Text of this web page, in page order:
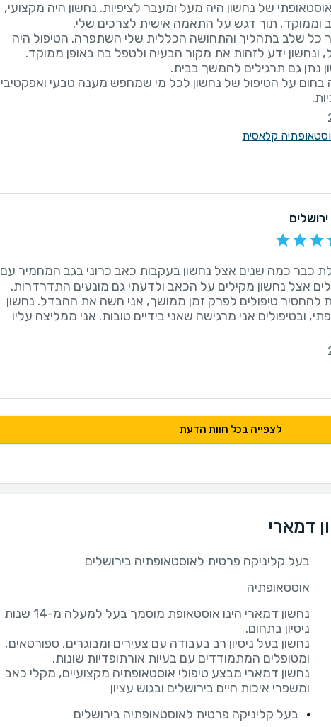
של נחשון היה מעל ומעבר לציפיות. נחשון היה מקצועי,
כל שלב בתהליך והתחושה הכללית שלי השתפרה. הטיפול היה
ונחשון ידע לזהות את מקור הבעיה ולטפל בה באופן ממוקד.
בחום על הטיפול של נחשון לכל מי שמחפש מענה טבעי ואפקטיבי
קלאסית
כבר כמה שנים אצל נחשון בעקבות כאב כרוני בגב המחמיר עם
אצל נחשון מקילים על הכאב ולדעתי גם מונעים התדרדרות.
להחסיר טיפולים לפרק זמן ממושך, אני חשה את ההבדל. נחשון
ובטיפולים אני מרגישה שאני בידיים טובות. אני ממליצה עליו
לצפייה בכל חוות הדעת
דמארי
בעל קליניקה פרטית לאוסטאופתיה בירושלים
אוסטאופתיה
נחשון דמארי הינו אוסטאופת מוסמך בעל למעלה מ-14 שנות
נחשון בעל ניסיון רב בעבודה עם צעירים ומבוגרים, ספורטאים,
נחשון דמארי מבצע טיפולי אוסטאופתיה מקצועיים, מקלי כאב
ומשפרי איכות חיים בירושלים ובגוש עציון
בעל קליניקה פרטית לאוסטאופתיה בירושלים